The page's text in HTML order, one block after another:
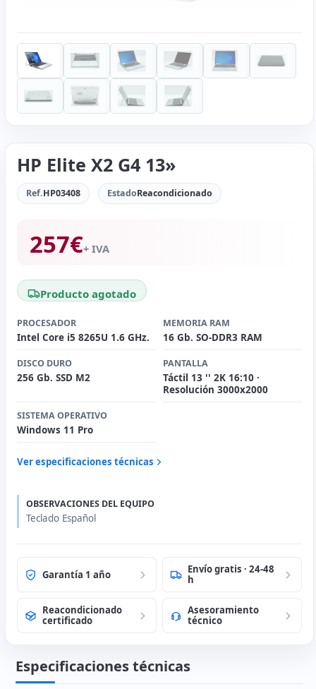
HP Elite X2 G4 13»
Ref.HP03408 EstadoReacondicionado
257€+ IVA
Producto agotado
PROCESADOR
Intel Core i5 8265U 1.6 GHz.
MEMORIA RAM
16 Gb. SO-DDR3 RAM
DISCO DURO
256 Gb. SSD M2
PANTALLA
Táctil 13 '' 2K 16:10 ·
Resolución 3000x2000
SISTEMA OPERATIVO
Windows 11 Pro
Ver especificaciones técnicas
OBSERVACIONES DEL EQUIPO
Teclado Español
Garantía 1 año
Envío gratis · 24-48
h
Reacondicionado
certificado
Asesoramiento
técnico
Especificaciones técnicas